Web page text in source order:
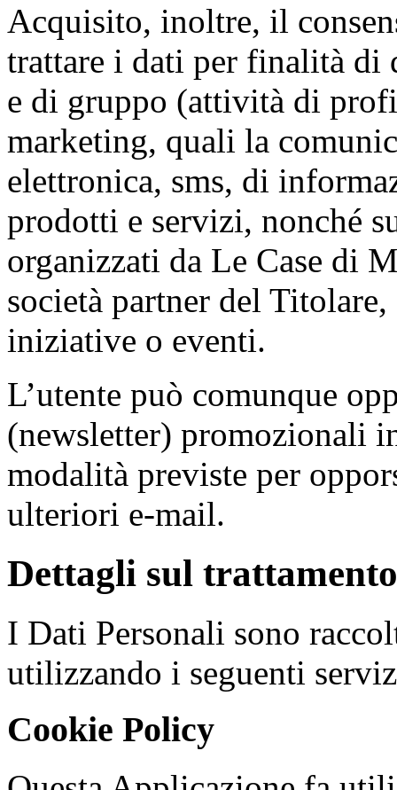
Acquisito, inoltre, il
trattare i dati per finalità
e di gruppo (attività di
marketing, quali la
elettronica, sms, di
prodotti e servizi, nonché
organizzati da Le Case di
società partner del
iniziative o eventi.
L’utente può comunque
(newsletter) promozionali
modalità previste per
ulteriori e-mail.
Dettagli sul
I Dati Personali sono
utilizzando i seguenti
Cookie Policy